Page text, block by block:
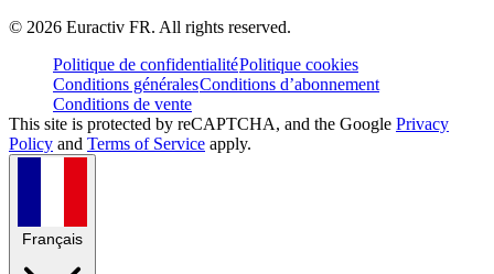
© 2026 Euractiv FR. All rights reserved.
Politique de confidentialitéPolitique cookies
Conditions généralesConditions d’abonnement
Conditions de vente
This site is protected by reCAPTCHA, and the Google Privacy
Policy and Terms of Service apply.
Français